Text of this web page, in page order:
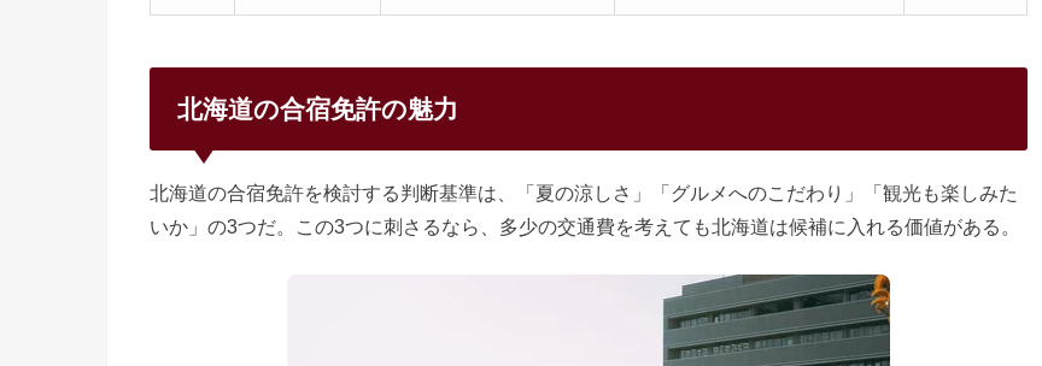
北海道の合宿免許の魅力
北海道の合宿免許を検討する判断基準は、「夏の涼しさ」「グルメへのこだわり」「観光も楽しみた
いか」の3つだ。この3つに刺さるなら、多少の交通費を考えても北海道は候補に入れる価値がある。